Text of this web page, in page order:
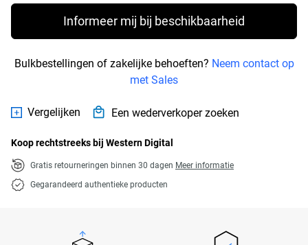
Informeer mij bij beschikbaarheid
Bulkbestellingen of zakelijke behoeften? Neem contact op
met Sales
Vergelijken Een wederverkoper zoeken
Koop rechtstreeks bij Western Digital
Gratis retourneringen binnen 30 dagen Meer informatie
Gegarandeerd authentieke producten